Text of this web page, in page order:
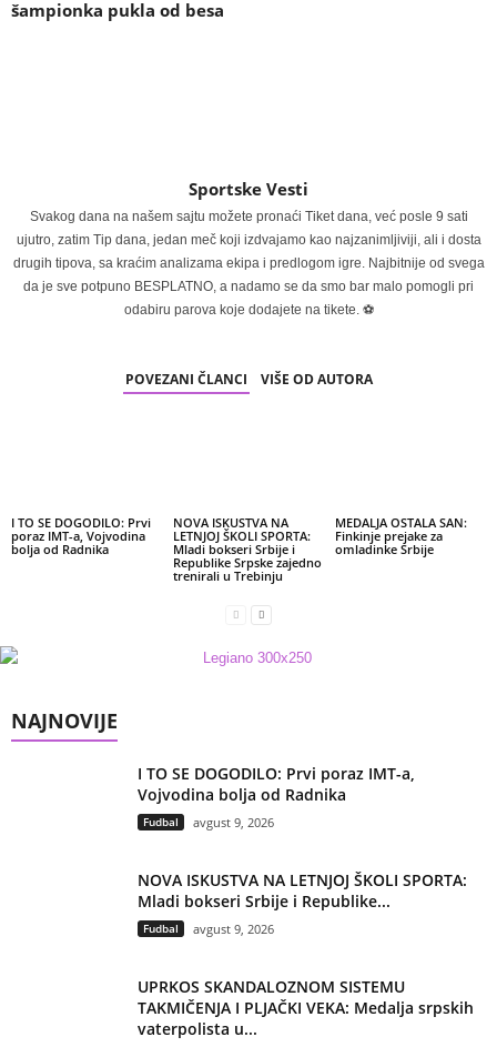
šampionka pukla od besa
Sportske Vesti
Svakog dana na našem sajtu možete pronaći Tiket dana, već posle 9 sati
ujutro, zatim Tip dana, jedan meč koji izdvajamo kao najzanimljiviji, ali i dosta
drugih tipova, sa kraćim analizama ekipa i predlogom igre. Najbitnije od svega
da je sve potpuno BESPLATNO, a nadamo se da smo bar malo pomogli pri
odabiru parova koje dodajete na tikete. ⚽
POVEZANI ČLANCI VIŠE OD AUTORA
I TO SE DOGODILO: Prvi
poraz IMT-a, Vojvodina
bolja od Radnika
NOVA ISKUSTVA NA
LETNJOJ ŠKOLI SPORTA:
Mladi bokseri Srbije i
Republike Srpske zajedno
trenirali u Trebinju
MEDALJA OSTALA SAN:
Finkinje prejake za
omladinke Srbije
NAJNOVIJE
I TO SE DOGODILO: Prvi poraz IMT-a,
Vojvodina bolja od Radnika
Fudbal avgust 9, 2026
NOVA ISKUSTVA NA LETNJOJ ŠKOLI SPORTA:
Mladi bokseri Srbije i Republike...
Fudbal avgust 9, 2026
UPRKOS SKANDALOZNOM SISTEMU
TAKMIČENJA I PLJAČKI VEKA: Medalja srpskih
vaterpolista u...